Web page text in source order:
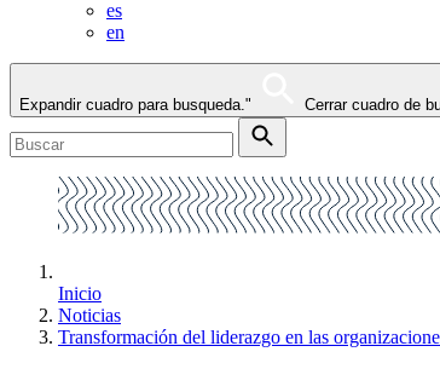
es
en
Expandir cuadro para busqueda." Cerrar cuadro de
Inicio
Noticias
Transformación del liderazgo en las